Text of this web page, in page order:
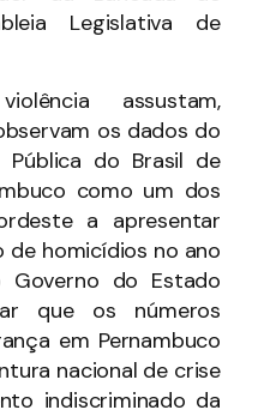
Legislativa de
assustam,
os dados do
Pública do Brasil de
como um dos
a apresentar
homicídios no ano
Governo do Estado
que os números
em Pernambuco
nacional de crise
indiscriminado da